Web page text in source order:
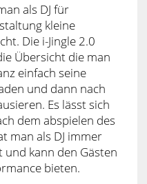
als DJ für
kleine
Die i-Jingle 2.0
Übersicht die man
einfach seine
und dann nach
Es lässt sich
dem abspielen des
man als DJ immer
und kann den Gästen
bieten.